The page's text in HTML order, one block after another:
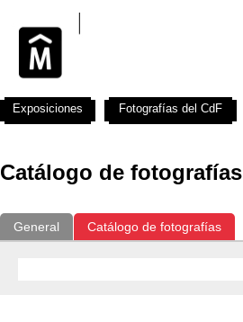
Catálogo de fotografías
General Catálogo de fotografías
Exposiciones Fotografías del CdF